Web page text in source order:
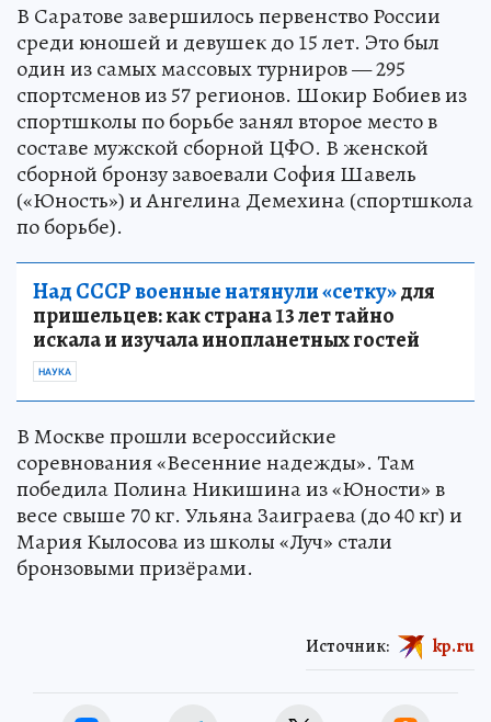
В Саратове завершилось первенство России
среди юношей и девушек до 15 лет. Это был
один из самых массовых турниров — 295
спортсменов из 57 регионов. Шокир Бобиев из
спортшколы по борьбе занял второе место в
составе мужской сборной ЦФО. В женской
сборной бронзу завоевали София Шавель
(«Юность») и Ангелина Демехина (спортшкола
по борьбе).
Над СССР военные натянули «сетку»для
пришельцев: как страна 13 лет тайно
искала и изучала инопланетных гостей
НАУКА
В Москве прошли всероссийские
соревнования «Весенние надежды». Там
победила Полина Никишина из «Юности» в
весе свыше 70 кг. Ульяна Заиграева (до 40 кг) и
Мария Кылосова из школы «Луч» стали
бронзовыми призёрами.
Источник: kp.ru